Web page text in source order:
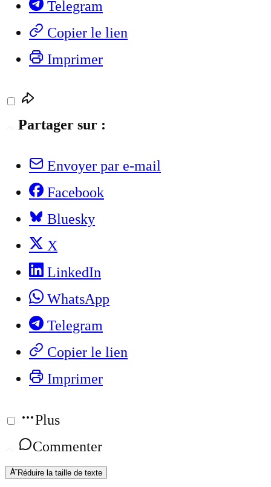
Telegram
Copier le lien
Imprimer
Partager sur :
Envoyer par e-mail
Facebook
Bluesky
X
LinkedIn
WhatsApp
Telegram
Copier le lien
Imprimer
Plus
Commenter
Réduire la taille de texte